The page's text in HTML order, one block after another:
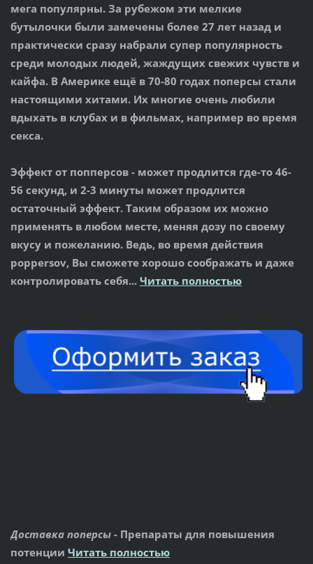
мега популярны. За рубежом эти мелкие
бутылочки были замечены более 27 лет назад и
практически сразу набрали супер популярность
среди молодых людей, жаждущих свежих чувств и
кайфа. В Америке ещё в 70-80 годах поперсы стали
настоящими хитами. Их многие очень любили
вдыхать в клубах и в фильмах, например во время
секса.
Эффект от попперсов- может продлится где-то 46-
56 секунд, и 2-3 минуты может продлится
остаточный эффект. Таким образом их можно
применять в любом месте, меняя дозу по своему
вкусу и пожеланию. Ведь, во время действия
poppersov, Вы сможете хорошо соображать и даже
контролировать себя... Читать полностью
Доставка поперсы- Препараты для повышения
потенции Читать полностью